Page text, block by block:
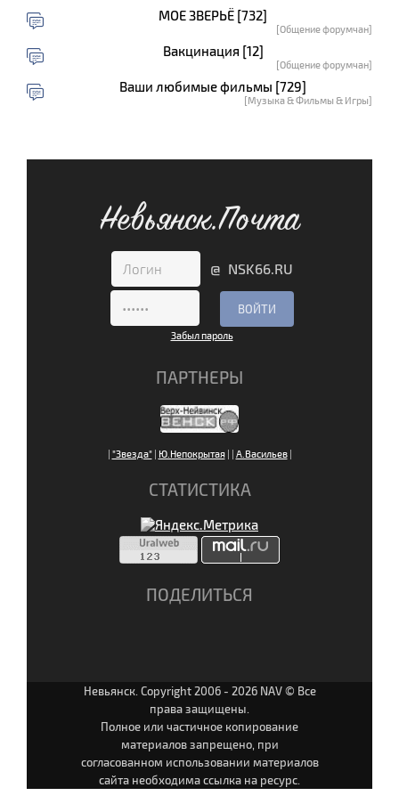
МОЕ ЗВЕРЬЁ [732]
[Общение форумчан]
Вакцинация [12]
[Общение форумчан]
Ваши любимые фильмы [729]
[Музыка & Фильмы & Игры]
Невьянск.Почта
@ NSK66.RU
Забыл пароль
ПАРТНЕРЫ
| "Звезда"| Ю.Непокрытая| | А.Васильев|
СТАТИСТИКА
ПОДЕЛИТЬСЯ
Невьянск. Copyright 2006 - 2026 NAV © Все
права защищены.
Полное или частичное копирование
материалов запрещено, при
согласованном использовании материалов
сайта необходима ссылка на ресурс.